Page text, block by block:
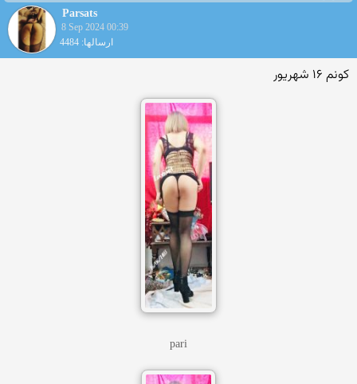
Parsats
8 Sep 2024 00:39
ارسالها: 4484
کونم ۱۶ شهریور
pari